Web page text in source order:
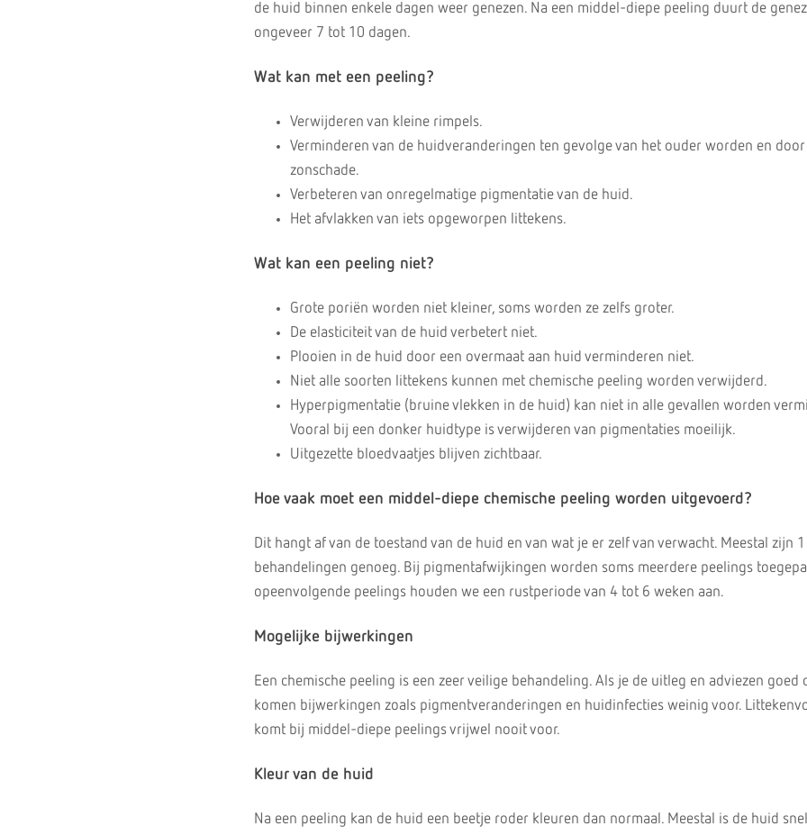
de huid binnen enkele dagen weer genezen. Na een middel-diepe peeling duurt de
ongeveer 7 tot 10 dagen.
Wat kan met een peeling?
Verwijderen van kleine rimpels.
Verminderen van de huidveranderingen ten gevolge van het ouder worden en door
zonschade.
Verbeteren van onregelmatige pigmentatie van de huid.
Het afvlakken van iets opgeworpen littekens.
Wat kan een peeling niet?
Grote poriën worden niet kleiner, soms worden ze zelfs groter.
De elasticiteit van de huid verbetert niet.
Plooien in de huid door een overmaat aan huid verminderen niet.
Niet alle soorten littekens kunnen met chemische peeling worden verwijderd.
Hyperpigmentatie (bruine vlekken in de huid) kan niet in alle gevallen worden
Vooral bij een donker huidtype is verwijderen van pigmentaties moeilijk.
Uitgezette bloedvaatjes blijven zichtbaar.
Hoe vaak moet een middel-diepe chemische peeling worden uitgevoerd?
Dit hangt af van de toestand van de huid en van wat je er zelf van verwacht. Meestal zijn
behandelingen genoeg. Bij pigmentafwijkingen worden soms meerdere peelings
opeenvolgende peelings houden we een rustperiode van 4 tot 6 weken aan.
Mogelijke bijwerkingen
Een chemische peeling is een zeer veilige behandeling. Als je de uitleg en adviezen goed
komen bijwerkingen zoals pigmentveranderingen en huidinfecties weinig voor.
komt bij middel-diepe peelings vrijwel nooit voor.
Kleur van de huid
Na een peeling kan de huid een beetje roder kleuren dan normaal. Meestal is de huid